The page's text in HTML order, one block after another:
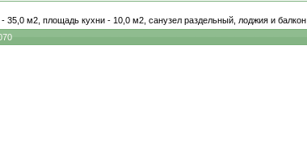
м2, площадь кухни - 10,0 м2, санузел раздельный, лоджия и балкон